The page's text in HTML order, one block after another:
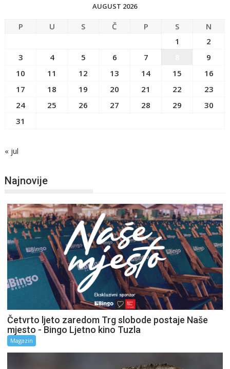
AUGUST 2026
P U S Č P S
N
1
2
3
4 5 6 7
9
10
11 12 13 14 15
16
17
18 19 20 21 22
23
24
25 26 27 28 29
30
31
« jul
Najnovije
Četvrto ljeto zaredom Trg slobode postaje Naše
mjesto - Bingo Ljetno kino Tuzla
Magazin